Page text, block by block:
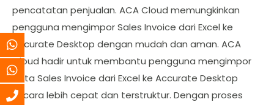
pencatatan penjualan. ACA Cloud memungkinkan
pengguna mengimpor Sales Invoice dari Excel ke
Accurate Desktop dengan mudah dan aman. ACA
Cloud hadir untuk membantu pengguna mengimpor
data Sales Invoice dari Excel ke Accurate Desktop
secara lebih cepat dan terstruktur. Dengan proses